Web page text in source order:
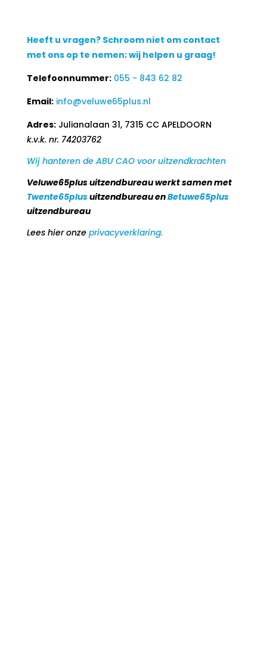
Heeft u vragen? Schroom niet om contact
met ons op te nemen; wij helpen u graag!
Telefoonnummer:055 - 843 62 82
Email: info@veluwe65plus.nl
Adres:Julianalaan 31, 7315 CC APELDOORN
k.v.k. nr. 74203762
Wij hanteren de ABU CAO voor uitzendkrachten
Veluwe65plus uitzendbureau werkt samen met
Twente65plusuitzendbureau enBetuwe65plus
uitzendbureau
Lees hier onze privacyverklaring.